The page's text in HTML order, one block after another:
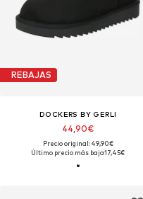
REBAJAS
DOCKERS BY GERLI
44,90€
Precio original: 49,90€
Último precio más bajo:17,45€